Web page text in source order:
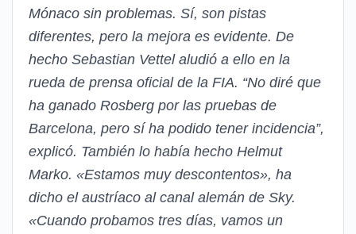
Mónaco sin problemas. Sí, son pistas
diferentes, pero la mejora es evidente. De
hecho Sebastian Vettel aludió a ello en la
rueda de prensa oficial de la FIA. “No diré que
ha ganado Rosberg por las pruebas de
Barcelona, pero sí ha podido tener incidencia”,
explicó. También lo había hecho Helmut
Marko. «Estamos muy descontentos», ha
dicho el austríaco al canal alemán de Sky.
«Cuando probamos tres días, vamos un